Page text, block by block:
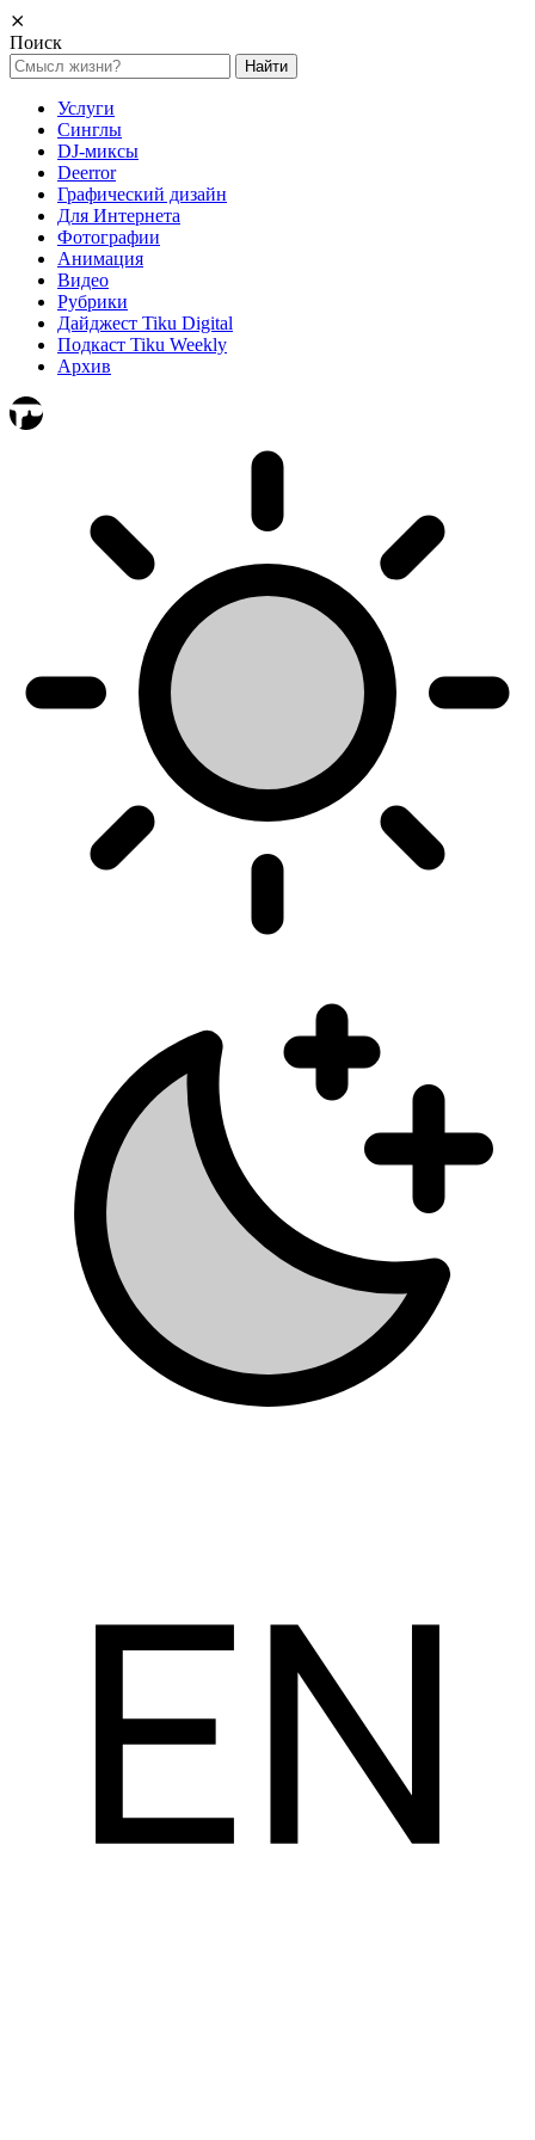
⨯
Поиск
Найти:
Услуги
Синглы
DJ-миксы
Deerror
Графический дизайн
Для Интернета
Фотографии
Анимация
Видео
Рубрики
Дайджест Tiku Digital
Подкаст Tiku Weekly
Архив